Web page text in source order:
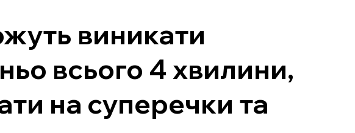
виникати
всього 4 хвилини,
на суперечки та